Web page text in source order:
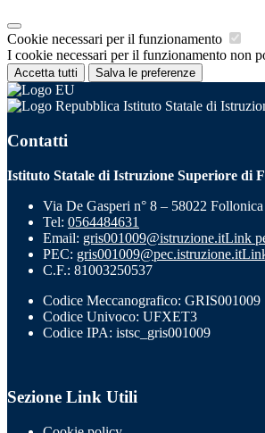
Cookie necessari per il funzionamento
I cookie necessari per il funzionamento non
Accetta tutti Salva le preferenze
Istituto Statale di
Contatti
Istituto Statale di Istruzione Superiore di
Via De Gasperi n° 8 – 58022
Tel: 0564484631
Email: gris001009@istruzione.itLink
PEC: gris001009@pec.istruzione.it
C.F.: 81003250537
Codice Meccanografico: GRIS001009
Codice Univoco: UFXET3
Codice IPA: istsc_gris001009
Sezione Link Utili